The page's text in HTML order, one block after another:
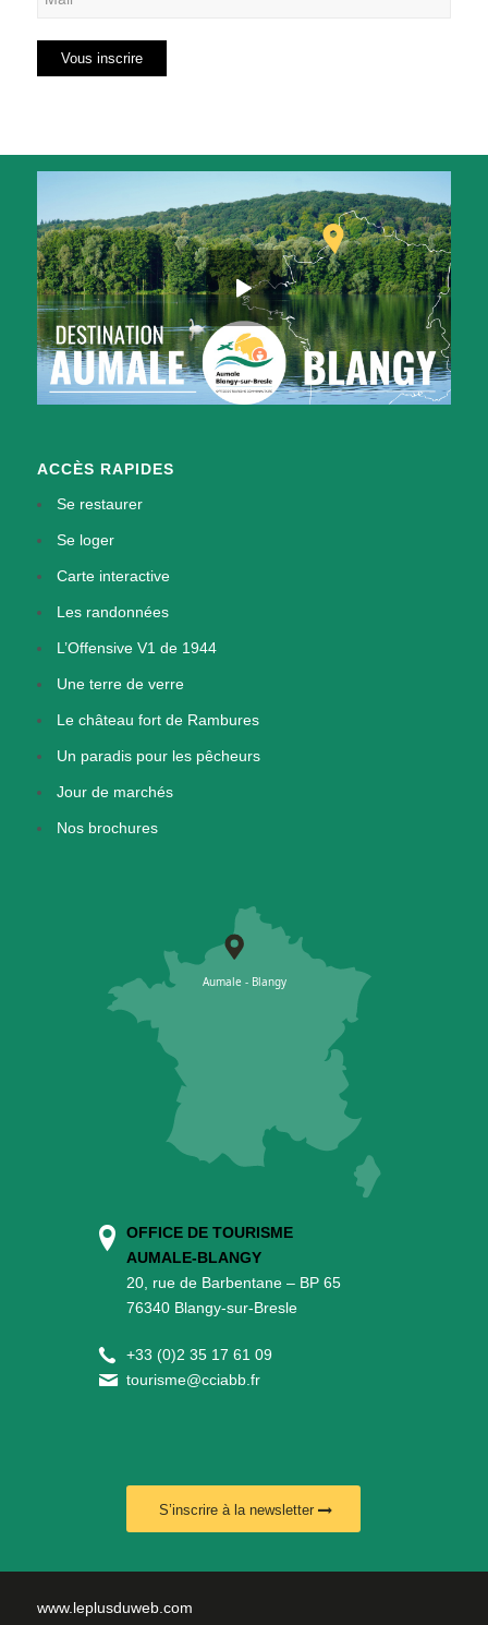
ACCÈS RAPIDES
Se restaurer
Se loger
Carte interactive
Les randonnées
L’Offensive V1 de 1944
Une terre de verre
Le château fort de Rambures
Un paradis pour les pêcheurs
Jour de marchés
Nos brochures
OFFICE DE TOURISME
AUMALE-BLANGY
20, rue de Barbentane – BP 65
76340 Blangy-sur-Bresle
+33 (0)2 35 17 61 09
tourisme@cciabb.fr
S’inscrire à la newsletter
www.leplusduweb.com